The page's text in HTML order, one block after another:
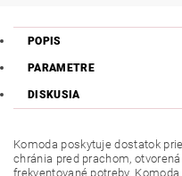
POPIS
PARAMETRE
DISKUSIA
Komoda poskytuje dostatok
chránia pred prachom,
frekventované potreby.